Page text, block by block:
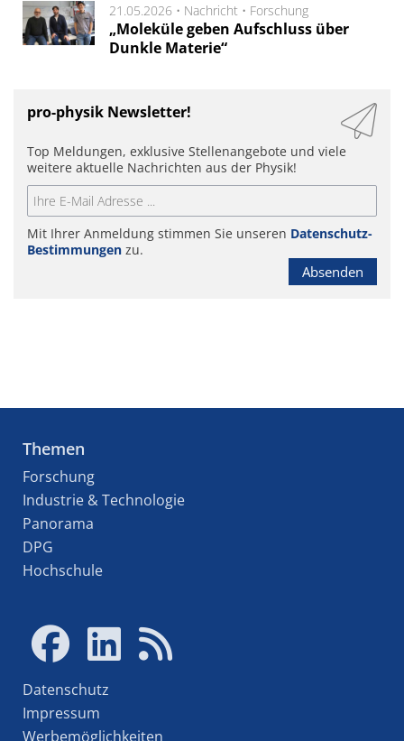
21.05.2026 • Nachricht • Forschung
„Moleküle geben Aufschluss über
Dunkle Materie“
pro-physik Newsletter!
Top Meldungen, exklusive Stellenangebote und viele
weitere aktuelle Nachrichten aus der Physik!
Mit Ihrer Anmeldung stimmen Sie unseren Datenschutz-
Bestimmungen zu.
Absenden
Themen
Forschung
Industrie & Technologie
Panorama
DPG
Hochschule
Datenschutz
Impressum
Werbemöglichkeiten